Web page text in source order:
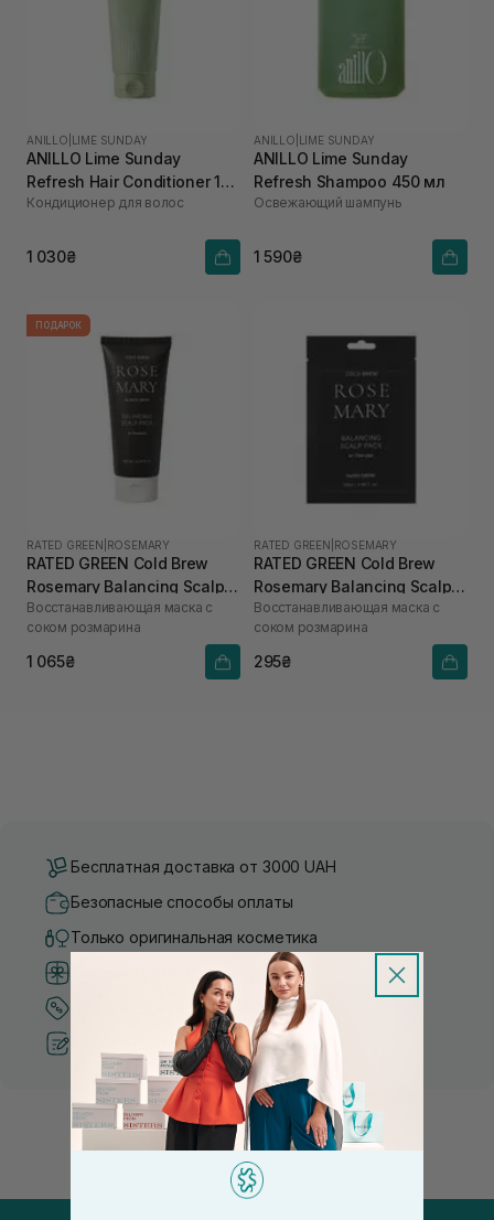
ANILLO LIME SUNDAY
ANILLO Lime Sunday
Refresh Hair Conditioner 150
мл
Кондиционер для волос
1 030₴
ANILLO LIME SUNDAY
ANILLO Lime Sunday
Refresh Shampoo 450 мл
Освежающий шампунь
1 590₴
ПОДАРОК
RATED GREEN ROSEMARY
RATED GREEN Cold Brew
Rosemary Balancing Scalp
Pack 200 мл
Восстанавливающая маска с
соком розмарина
1 065₴
RATED GREEN ROSEMARY
RATED GREEN Cold Brew
Rosemary Balancing Scalp
Pack 50 мл
Восстанавливающая маска с
соком розмарина
295₴
Бесплатная доставка от 3000 UAH
Безопасные способы оплаты
Только оригинальная косметика
Система бонусов и лояльности
Лучшие цены и топ товары
Рекомендации от косметологов